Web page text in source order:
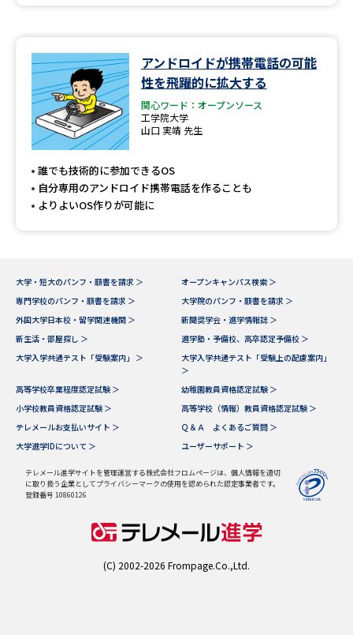
先輩が入学を決めた理由 テレメール全国一斉進学調査
新生活お役立ちガイド
学問発見 学問検索
学問のミニ講義「夢ナビ講義」 学問分野解説
学問の教科書 夢ナビライブ
ユーザーサポート
Ｑ＆Ａ よくあるご質問 大学進学IDについて
資料の料金の
テレメール
テレメール進学カタログ
アンドロイドが携帯電話の可能
性を飛躍的に拡大する
関心ワード：オープンソース
工学院大学
山口 実靖 先生
誰でも技術的に参加できるOS
自分専用のアンドロイド携帯電話を作ることも
よりよいOS作りが可能に
大学・短大のパンフ・願書を請求 ＞
オープンキャンパス検索 ＞
専門学校のパンフ・願書を請求 ＞
大学院のパンフ・願書を請求 ＞
外国大学日本校・留学関連機関 ＞
新聞奨学会・進学情報誌 ＞
新生活・部屋探し ＞
進学塾・予備校、高卒認定予備校 ＞
大学入学共通テスト「受験案内」 ＞
大学入学共通テスト「受験上の配慮案内」
＞
高等学校卒業程度認定試験 ＞
幼稚園教員資格認定試験 ＞
小学校教員資格認定試験 ＞
高等学校（情報）教員資格認定試験 ＞
テレメールお支払いサイト ＞
Ｑ＆Ａ よくあるご質問 ＞
大学進学IDについて ＞
ユーザーサポート ＞
テレメール進学サイトを管理運営する株式会社フロムページは、個人情報を適切
に取り扱う企業としてプライバシーマークの使用を認められた認定事業者です。
登録番号 10860126
(C) 2002-2026 Frompage.Co.,Ltd.